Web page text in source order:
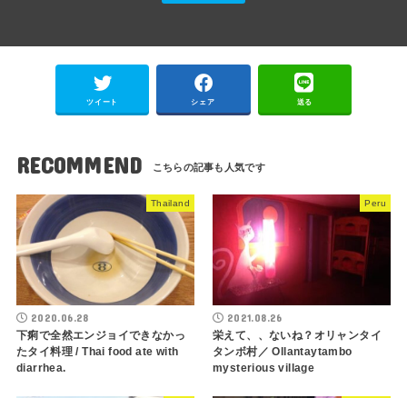
ツイート シェア 送る
RECOMMEND
Thailand
2020.06.28
下痢で全然エンジョイできなかっ
たタイ料理 / Thai food ate with
diarrhea.
Peru
2021.08.26
栄えて、、ないね？オリャンタイ
タンボ村／ Ollantaytambo
mysterious village